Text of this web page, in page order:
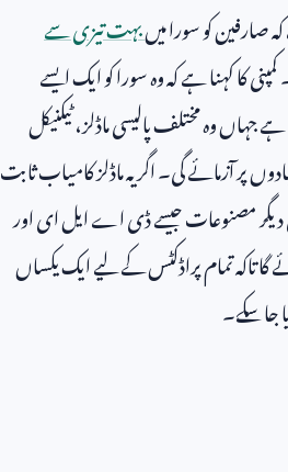
کو سورا میںبہت تیزی سے
کا کہنا ہے کہ وہ سورا کو ایک ایسے
وہ مختلف پالیسی ماڈلز، ٹیکنیکل
پر آزمائے گی۔ اگر یہ ماڈلز کامیاب ثابت
دیگر مصنوعات جیسے ڈی اے ایل ای اور
گا تاکہ تمام پراڈکٹس کے لیے ایک یکساں
جا سکے۔